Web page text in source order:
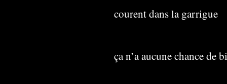
courent dans la garrigue
ça n’a aucune chance de